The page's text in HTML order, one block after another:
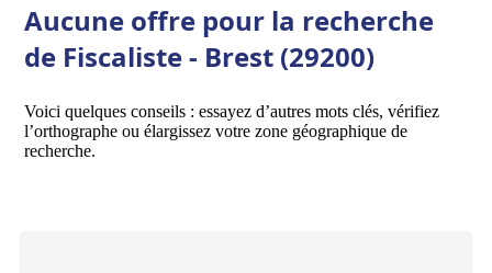
Aucune offre pour la recherche
de Fiscaliste - Brest (29200)
Voici quelques conseils : essayez d’autres mots clés, vérifiez
l’orthographe ou élargissez votre zone géographique de
recherche.